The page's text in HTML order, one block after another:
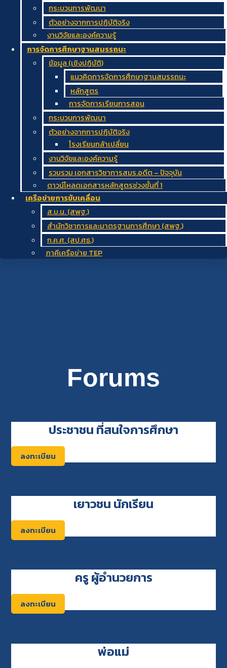
กระบวนการพัฒนา
ตัวอย่างจากการปฏิบัติจริง
งานวิจัยและองค์ความรู้
การจัดการศึกษาฐานสมรรถนะ
ข้อมูล (เชิงปฏิบัติ)
แนวคิดการจัดการศึกษาฐานสมรรถนะ
หลักสูตร
การจัดการเรียนการสอน
กระบวนการพัฒนา
ตัวอย่างจากการปฏิบัติจริง
โรงเรียนกล้าเปลี่ยน
งานวิจัยและองค์ความรู้
รวบรวม เอกสารวิชาการสมร.อดีต – ปัจจุบัน
ดาวน์โหลดเอกสารหลักสูตรช่วงชั้นที่ 1
เครือข่ายการขับเคลื่อน
ส.บ.น. (สพฐ.)
สำนักวิชาการและมาตรฐานการศึกษา (สพฐ.)
ก.ค.ศ. (สป.ศธ.)
ภาคีเครือข่าย TEP
Forums
ประชาชน ที่สนใจการศึกษา
ลงทะเบียน
เยาวชน นักเรียน
ลงทะเบียน
ครู ผู้อำนวยการ
ลงทะเบียน
พ่อแม่